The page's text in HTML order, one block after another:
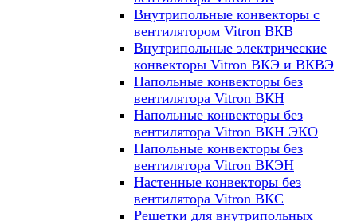
Внутрипольные конвекторы с
вентилятором Vitron ВКВ
Внутрипольные электрические
конвекторы Vitron ВКЭ и ВКВЭ
Напольные конвекторы без
вентилятора Vitron ВКН
Напольные конвекторы без
вентилятора Vitron ВКН ЭКО
Напольные конвекторы без
вентилятора Vitron ВКЭН
Настенные конвекторы без
вентилятора Vitron ВКС
Решетки для внутрипольных